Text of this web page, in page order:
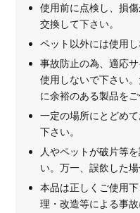
使用前に点検し、損
交換して下さい。
ペット以外には使用し
事故防止の為、適応
使用しないで下さい
に余裕のある製品をご
一定の場所にとどめ
下さい。
人やペットが破片等
い。万一、誤飲した
本品は正しくご使用
理・改造等による事